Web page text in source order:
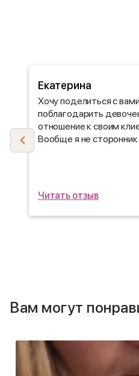
Екатерина
Хочу поделиться с
поблагодарить
отношение к своим
Вообще я не сторонник
и учли все мои
Читать отзыв
Вам могут